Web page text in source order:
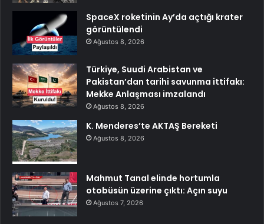
SpaceX roketinin Ay’da açtığı krater
görüntülendi
Ağustos 8, 2026
Türkiye, Suudi Arabistan ve
Pakistan’dan tarihi savunma ittifakı:
Mekke Anlaşması imzalandı
Ağustos 8, 2026
K. Menderes’te AKTAŞ Bereketi
Ağustos 8, 2026
Mahmut Tanal elinde hortumla
otobüsün üzerine çıktı: Açın suyu
Ağustos 7, 2026